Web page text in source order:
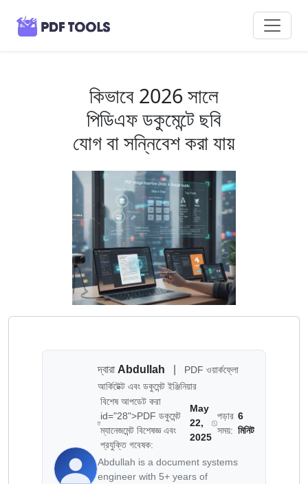
কিভাবে 2026 সালে
পিডিএফ ডকুমেন্টে ছবি
যোগ বা সন্নিবেশ করা যায়
দ্বারা Abdullah
PDF ওয়ার্কফ্লো
আর্কিটেক্ট এবং ডকুমেন্ট ইঞ্জিনিয়ার
বিশেষ আপডেট করা
id="28">PDF ডকুমেন্ট
ম্যানেজমেন্ট বিশেষজ্ঞ এবং
প্রযুক্তি গবেষক:
May
22,
2025
পড়ার
সময়:
6
মিনিট
Abdullah is a document systems
engineer with 5+ years of